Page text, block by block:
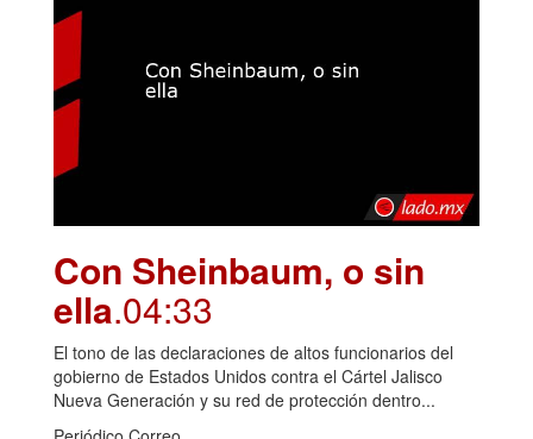
Con Sheinbaum, o sin
ella.04:33
El tono de las declaraciones de altos funcionarios del
gobierno de Estados Unidos contra el Cártel Jalisco
Nueva Generación y su red de protección dentro...